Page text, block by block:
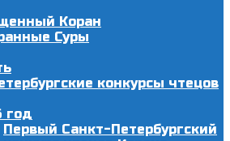
Коран
Суры
конкурсы чтецов
год
Первый Санкт-Петербургский